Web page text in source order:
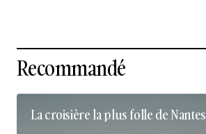
Recommandé
La croisière la plus folle de Nantes